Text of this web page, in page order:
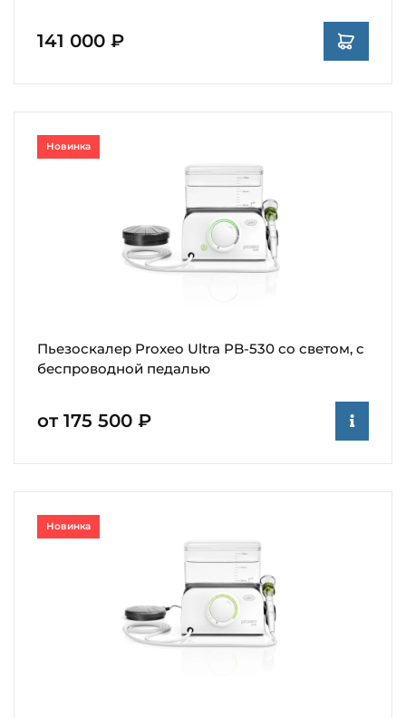
141 000 ₽
Пьезоскалер Proxeo Ultra PB-530 со светом, с
беспроводной педалью
от 175 500 ₽
Новинка
Новинка